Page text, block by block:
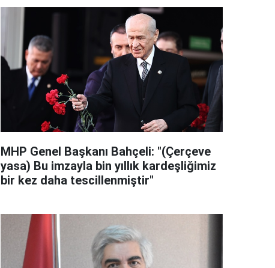
MHP Genel Başkanı Bahçeli: "(Çerçeve
yasa) Bu imzayla bin yıllık kardeşliğimiz
bir kez daha tescillenmiştir"